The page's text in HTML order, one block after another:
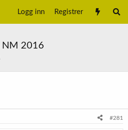
Logg inn Registrer
NM 2016
#281